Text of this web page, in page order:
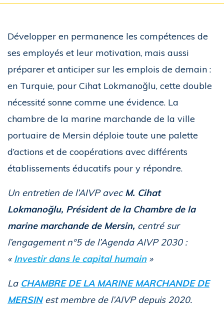
Développer en permanence les compétences de
ses employés et leur motivation, mais aussi
préparer et anticiper sur les emplois de demain :
en Turquie, pour Cihat Lokmanoğlu, cette double
nécessité sonne comme une évidence. La
chambre de la marine marchande de la ville
portuaire de Mersin déploie toute une palette
d’actions et de coopérations avec différents
établissements éducatifs pour y répondre.
Un entretien de l’AIVP avecM. Cihat
Lokmanoğlu, Président de la Chambre de la
marine marchande de Mersin, centré sur
l’engagement n°5 de l’Agenda AIVP 2030 :
«Investir dans le capital humain»
La CHAMBRE DE LA MARINE MARCHANDE DE
MERSIN est membre de l’AIVP depuis 2020.